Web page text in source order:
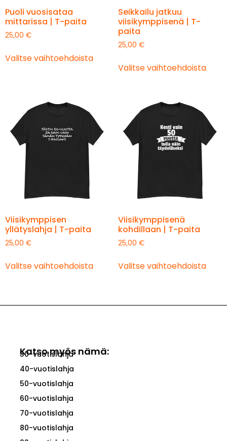
Puoli vuosisataa
mittarissa | T-paita
25,00 €
Valitse vaihtoehdoista
Seikkailu jatkuu
viisikymppisenä | T-
paita
25,00 €
Valitse vaihtoehdoista
Viisikymppisen
yllätyslahja | T-paita
25,00 €
Valitse vaihtoehdoista
Viisikymppisenä
kohdillaan | T-paita
25,00 €
Valitse vaihtoehdoista
Katso myös nämä:
30-vuotislahja
40-vuotislahja
50-vuotislahja
60-vuotislahja
70-vuotislahja
80-vuotislahja